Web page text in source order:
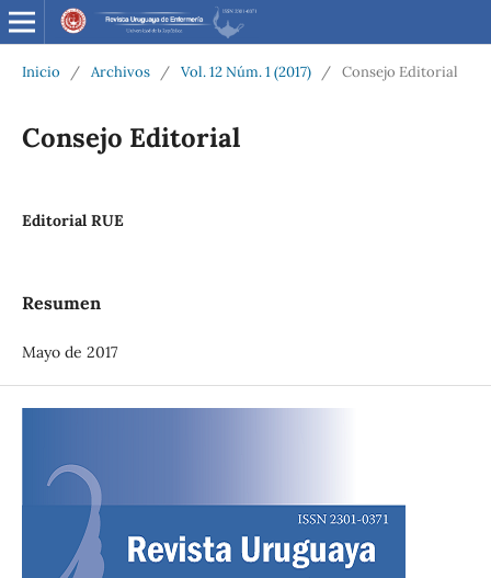
Inicio / Archivos / Vol. 12 Núm. 1 (2017) / Consejo Editorial
Consejo Editorial
Editorial RUE
Resumen
Mayo de 2017